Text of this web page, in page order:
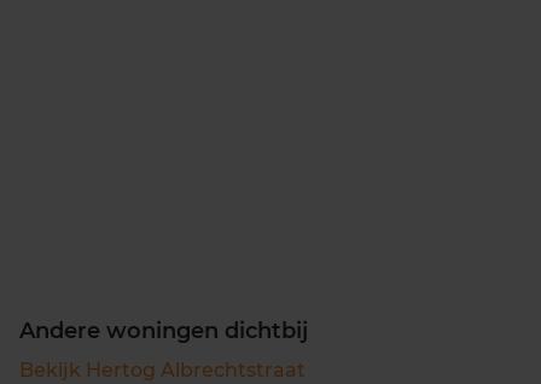
Andere woningen dichtbij
Bekijk Hertog Albrechtstraat